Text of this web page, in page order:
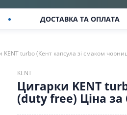
ДОСТАВКА ТА ОПЛАТА
KENT turbo (Кент капсула зі смаком
KENT
Цигарки KENT
(duty free) Ціна за